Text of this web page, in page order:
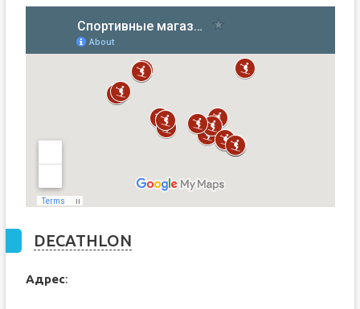
DECATHLON
Адрес: